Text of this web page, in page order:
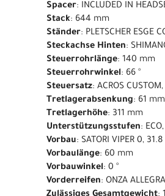
Spacer: INCLUDED IN
Stack: 644 mm
Ständer: PLETSCHER ESGE
Steckachse Hinten:
Steuerrohrlänge: 140 mm
Steuerrohrwinkel: 66 °
Steuersatz: ACROS
Tretlagerabsenkung: 61 mm
Tretlagerhöhe: 311 mm
Unterstützungsstufen:
Vorbau: SATORI VIPER 0,
Vorbaulänge: 60 mm
Vorbauwinkel: 0 °
Vorderreifen: ONZA